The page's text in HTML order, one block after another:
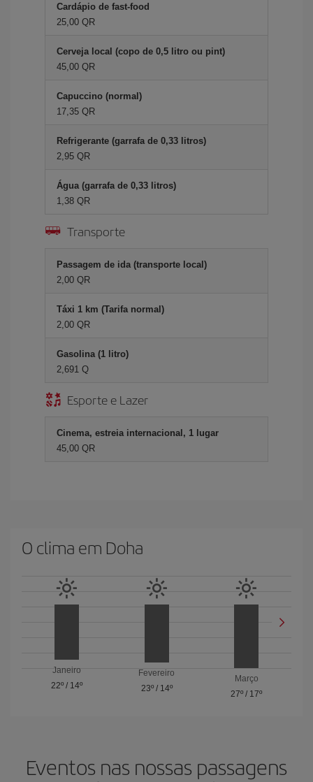
Cardápio de fast-food
25,00 QR
Cerveja local (copo de 0,5 litro ou pint)
45,00 QR
Capuccino (normal)
17,35 QR
Refrigerante (garrafa de 0,33 litros)
2,95 QR
Água (garrafa de 0,33 litros)
1,38 QR
Transporte
Passagem de ida (transporte local)
2,00 QR
Táxi 1 km (Tarifa normal)
2,00 QR
Gasolina (1 litro)
2,691 Q
Esporte e Lazer
Cinema, estreia internacional, 1 lugar
45,00 QR
O clima em Doha
Janeiro
22º/ 14º
Fevereiro
23º/ 14º
Março
27º / 17º
Eventos nas nossas passagens